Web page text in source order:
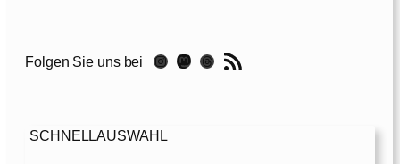
m
o
Folgen Sie uns bei Instagram Mastodon Threads RSS-Feed
SCHNELLAUSWAHL